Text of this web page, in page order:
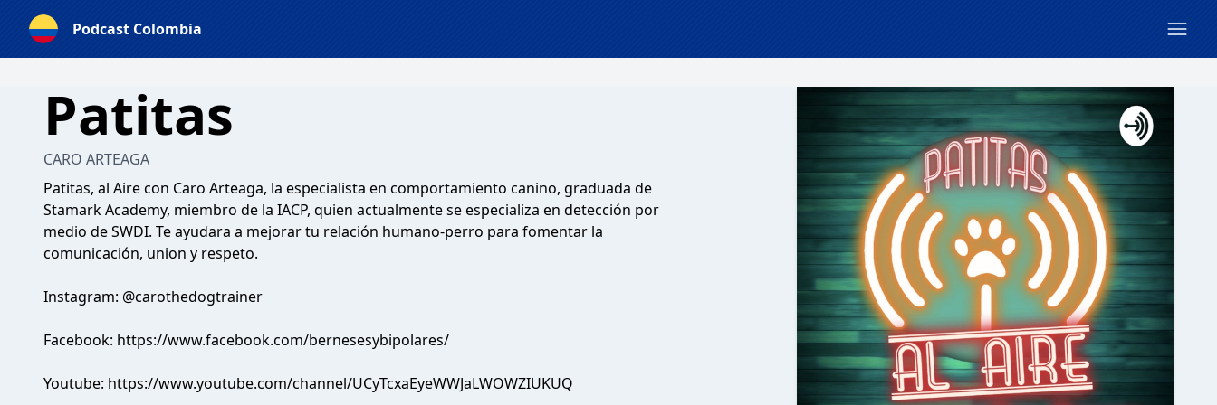
Podcast Colombia
Patitas
CARO ARTEAGA
Patitas, al Aire con Caro Arteaga, la especialista en comportamiento canino, graduada de
Stamark Academy, miembro de la IACP, quien actualmente se especializa en detección por
medio de SWDI. Te ayudara a mejorar tu relación humano-perro para fomentar la
comunicación, union y respeto.
Instagram: @carothedogtrainer
Facebook: https://www.facebook.com/bernesesybipolares/
Youtube: https://www.youtube.com/channel/UCyTcxaEyeWWJaLWOWZIUKUQ